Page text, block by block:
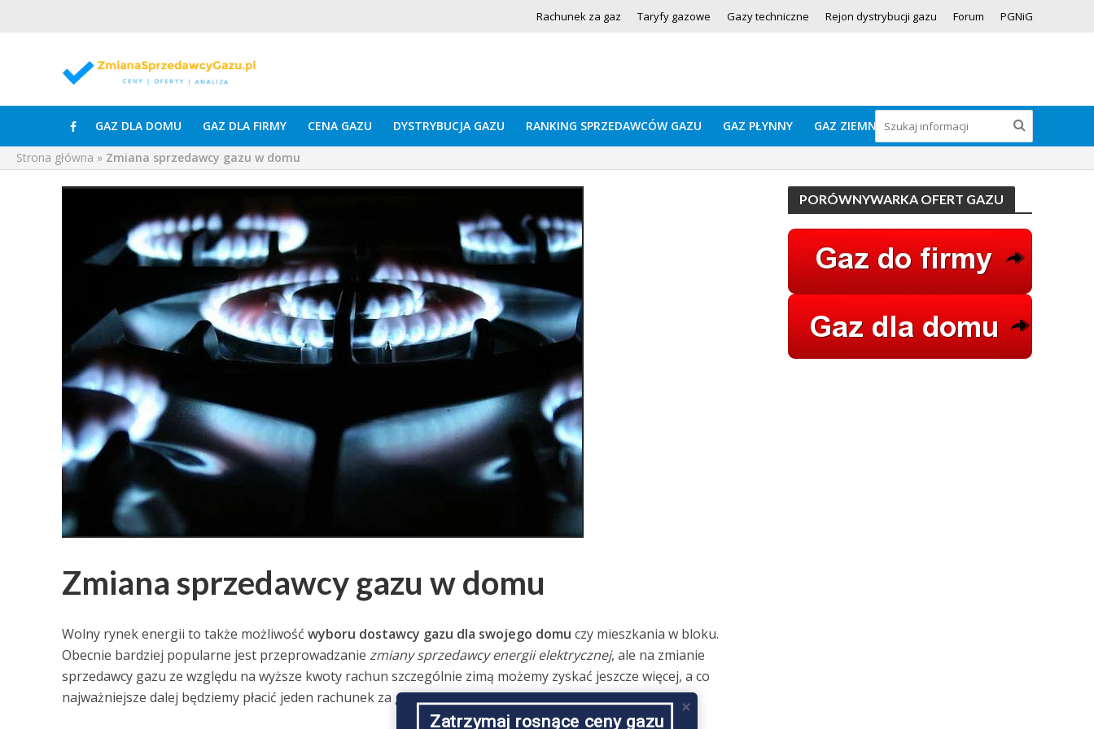
Rachunek za gaz Taryfy gazowe Gazy techniczne Rejon dystrybucji gazu Forum PGNiG
GAZ DLA DOMU GAZ DLA FIRMY CENA GAZU DYSTRYBUCJA GAZU RANKING SPRZEDAWCÓW GAZU GAZ PŁYNNY GAZ ZIEMNY
Strona główna » Zmiana sprzedawcy gazu w domu
Zmiana sprzedawcy gazu w domu
Wolny rynek energii to także możliwość wyboru dostawcy gazu dla swojego domu czy mieszkania w bloku.
Obecnie bardziej popularne jest przeprowadzanie zmiany sprzedawcy energii elektrycznej, ale na zmianie
sprzedawcy gazu ze względu na wyższe kwoty rachun szczególnie zimą możemy zyskać jeszcze więcej, a co
najważniejsze dalej będziemy płacić jeden rachunek za gaz tylko, że do nowego dostawcy.
PORÓWNYWARKA OFERT GAZU
Zatrzymaj rosnące ceny gazu